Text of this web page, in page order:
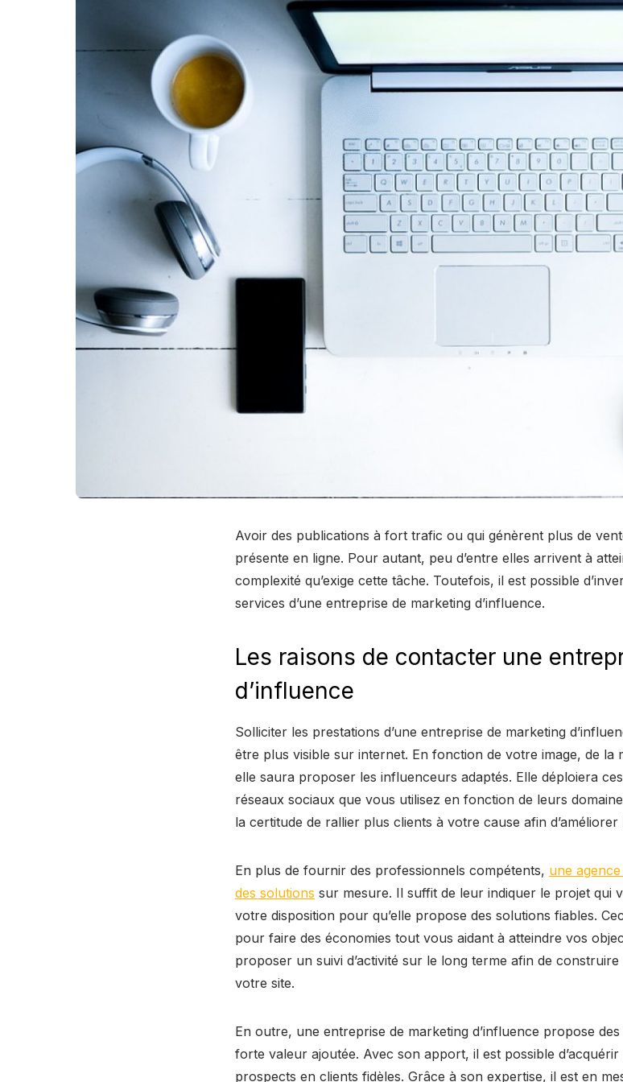
Avoir des publications à fort trafic ou qui génèrent plus de
présente en ligne. Pour autant, peu d’entre elles arrivent à
complexité qu’exige cette tâche. Toutefois, il est possible
services d’une entreprise de marketing d’influence.
Les raisons de contacter une
d’influence
Solliciter les prestations d’une entreprise de marketing
être plus visible sur internet. En fonction de votre image, de la
elle saura proposer les influenceurs adaptés. Elle déploiera
réseaux sociaux que vous utilisez en fonction de leurs
la certitude de rallier plus clients à votre cause afin
En plus de fournir des professionnels compétents, une
des solutions sur mesure. Il suffit de leur indiquer le projet qui
votre disposition pour qu’elle propose des solutions fiables.
pour faire des économies tout vous aidant à atteindre vos
proposer un suivi d’activité sur le long terme afin de
votre site.
En outre, une entreprise de marketing d’influence propose
forte valeur ajoutée. Avec son apport, il est possible
prospects en clients fidèles. Grâce à son expertise, il est en